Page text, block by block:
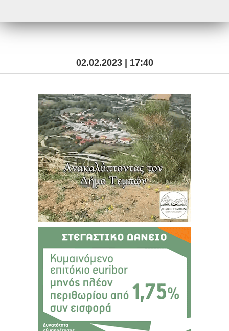
02.02.2023 | 17:40